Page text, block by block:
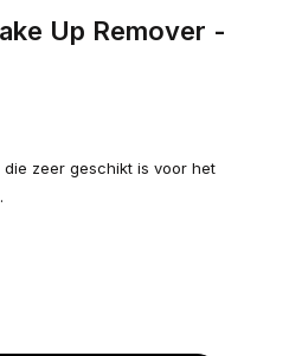
Up Remover -
zeer geschikt is voor het